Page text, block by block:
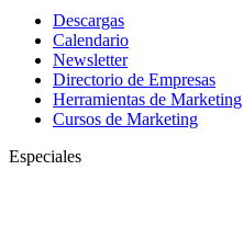
Descargas
Calendario
Newsletter
Directorio de Empresas
Herramientas de Marketing
Cursos de Marketing
Especiales